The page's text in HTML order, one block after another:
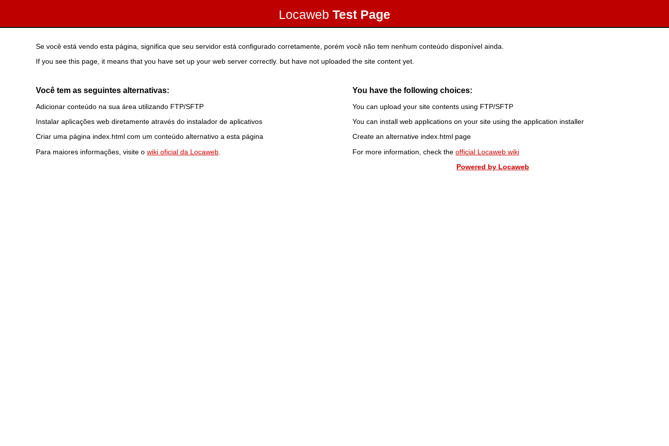
Locaweb Test Page
Se você está vendo esta página, significa que seu servidor está configurado corretamente, porém você não tem nenhum conteúdo disponível ainda.
If you see this page, it means that you have set up your web server correctly. but have not uploaded the site content yet.
Você tem as seguintes alternativas:
Adicionar conteúdo na sua área utilizando FTP/SFTP
Instalar aplicações web diretamente através do instalador de aplicativos
Criar uma página index.html com um conteúdo alternativo a esta página
Para maiores informações, visite o wiki oficial da Locaweb
You have the following choices:
You can upload your site contents using FTP/SFTP
You can install web applications on your site using the application installer
Create an alternative index.html page
For more information, check the official Locaweb wiki
Powered by Locaweb